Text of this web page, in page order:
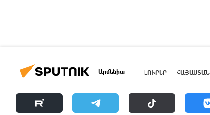
Արմենիա ԼՈՒՐԵՐ ՀԱՅԱՍՏԱՆ